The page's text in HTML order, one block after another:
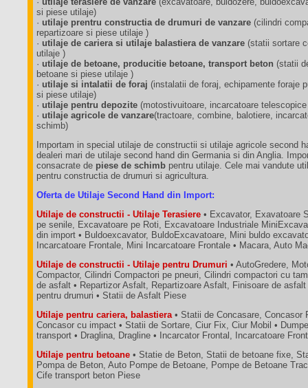
si piese utilaje)
· utilaje prentru constructia de drumuri de vanzare (cilindri
repartizoare si piese utilaje )
· utilaje de cariera si utilaje balastiera de vanzare (statii sortare
utilaje )
· utilaje de betoane, producitie betoane, transport beton (statii
betoane si piese utilaje )
· utilaje si intalatii de foraj (instalatii de foraj, echipamente foraje
si piese utilaje)
· utilaje pentru depozite (motostivuitoare, incarcatoare
· utilaje agricole de vanzare(tractoare, combine, balotiere,
schimb)
Importam in special utilaje de constructii si utilaje agricole second
dealeri mari de utilaje second hand din Germania si din Anglia.
consacrate de piese de schimb pentru utilaje. Cele mai vandute
pentru constructia de drumuri si agricultura.
Oferta de Utilaje Second Hand din Import:
Utilaje de constructii - Utilaje Terasiere • Excavator, Exavatoare
pe senile, Excavatoare pe Roti, Excavatoare Industriale
din import • Buldoexcavator, BuldoExcavatoare, Mini buldo
Incarcatoare Frontale, Mini Incarcatoare Frontale • Macara, Auto
Utilaje de constructii - Utilaje pentru Drumuri • AutoGredere,
Compactor, Cilindri Compactori pe pneuri, Cilindri compactori cu
de asfalt • Repartizor Asfalt, Repartizoare Asfalt, Finisoare de
pentru drumuri • Statii de Asfalt Piese
Utilaje pentru cariera, balastiera • Statii de Concasare, Concasor
Concasor cu impact • Statii de Sortare, Ciur Fix, Ciur Mobil •
transport • Draglina, Dragline • Incarcator Frontal, Incarcatoare
Utilaje pentru betoane • Statie de Beton, Statii de betoane fixe,
Pompa de Beton, Auto Pompe de Betoane, Pompe de Betoane
Cife transport beton Piese